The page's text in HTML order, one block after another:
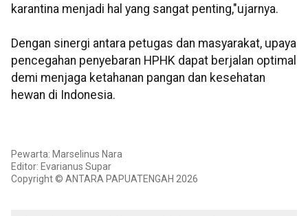
karantina menjadi hal yang sangat penting,"ujarnya.
Dengan sinergi antara petugas dan masyarakat, upaya
pencegahan penyebaran HPHK dapat berjalan optimal
demi menjaga ketahanan pangan dan kesehatan
hewan di Indonesia.
Pewarta: Marselinus Nara
Editor: Evarianus Supar
Copyright © ANTARA PAPUATENGAH 2026